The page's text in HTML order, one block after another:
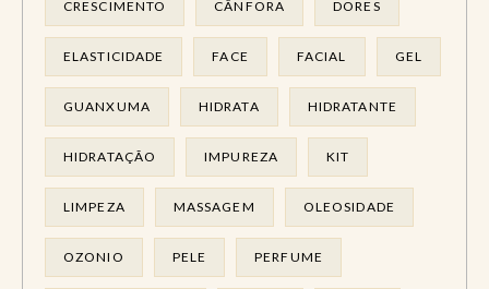
CRESCIMENTO CÂNFORA DORES
ELASTICIDADE FACE FACIAL GEL
GUANXUMA HIDRATA HIDRATANTE
HIDRATAÇÃO IMPUREZA KIT
LIMPEZA MASSAGEM OLEOSIDADE
OZONIO PELE PERFUME